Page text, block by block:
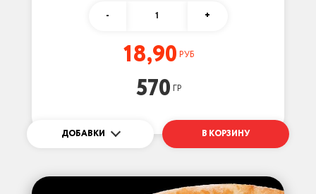
- 1 +
18,90 РУБ
570 ГР
ДОБАВКИ В КОРЗИНУ